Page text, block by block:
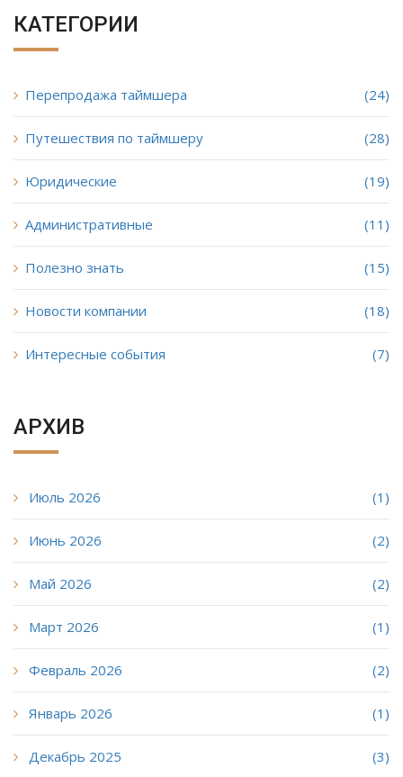
КАТЕГОРИИ
Перепродажа таймшера (24)
Путешествия по таймшеру (28)
Юридические (19)
Административные (11)
Полезно знать (15)
Новости компании (18)
Интересные события (7)
АРХИВ
Июль 2026 (1)
Июнь 2026 (2)
Май 2026 (2)
Март 2026 (1)
Февраль 2026 (2)
Январь 2026 (1)
Декабрь 2025 (3)